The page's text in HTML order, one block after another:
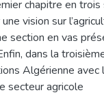
chapitre en trois
vision sur
section en vas
dans la
Algérienne avec
secteur agricole